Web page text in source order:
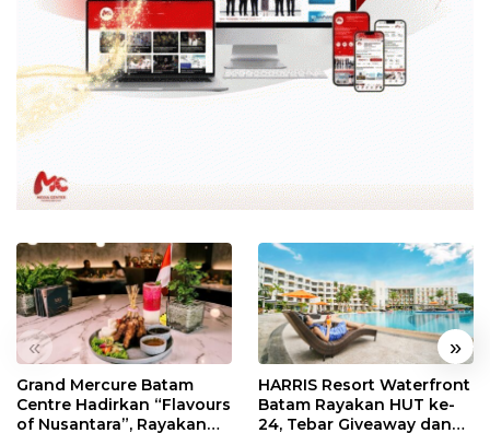
« »
Grand Mercure Batam
Centre Hadirkan “Flavours
of Nusantara”, Rayakan
HARRIS Resort Waterfront
Batam Rayakan HUT ke-
24, Tebar Giveaway dan